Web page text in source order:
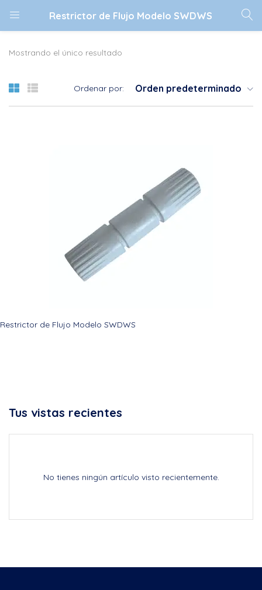
Restrictor de Flujo Modelo SWDWS
Mostrando el único resultado
Ordenar por: Orden predeterminado
Restrictor de Flujo Modelo SWDWS
Tus vistas recientes
No tienes ningún artículo visto recientemente.